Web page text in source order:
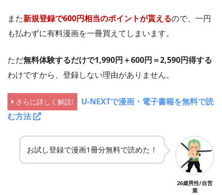
また新規登録で600円相当のポイントが貰えるので、一円
も払わずに有料漫画を一冊買えてしまいます。
ただ無料体験するだけで1,990円＋600円＝2,590円得する
わけですから、登録しない理由がありません。
さらに詳しく解説!
U-NEXTで漫画・電子書籍を無料で読
む方法
お試し登録で漫画1冊分無料で読めた！
26歳男性/自営
業